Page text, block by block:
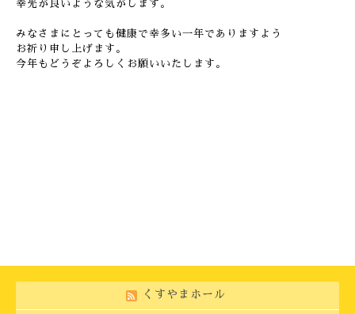
幸先が良いような気がします。
みなさまにとっても健康で幸多い一年でありますよう
お祈り申し上げます。
今年もどうぞよろしくお願いいたします。
くすやまホール